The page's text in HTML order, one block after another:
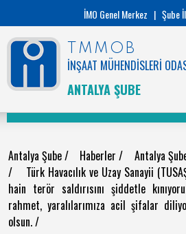
İMO Genel Merkez | Şube
TMMOB
İNŞAAT MÜHENDİSLERİ
ANTALYA ŞUBE
Antalya Şube/ Haberler/ Antalya
/ Türk Havacılık ve Uzay Sanayii
hain terör saldırısını şiddetle
rahmet, yaralılarımıza acil şifalar
olsun./